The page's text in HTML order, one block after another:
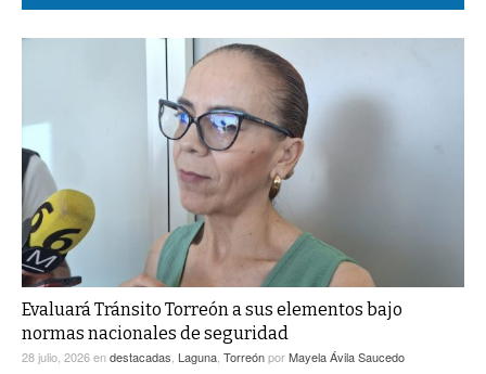
EL EXACTO
EXA INFORMA
TRAYECTO LAGUNA
A MEDIA MAÑANA
A TODA LEY
DIÁLOGOS CON LA HISTORIA
TWEETS AND BEATS
LA MEJOR 97.1 ESTÉREO GALLITO
ACTUALIDADES GREM
PULSO
ACTUALIDADES GREM
Evaluará Tránsito Torreón a sus elementos bajo
normas nacionales de seguridad
28 julio, 2026endestacadas Laguna TorreónporMayela Ávila Saucedo